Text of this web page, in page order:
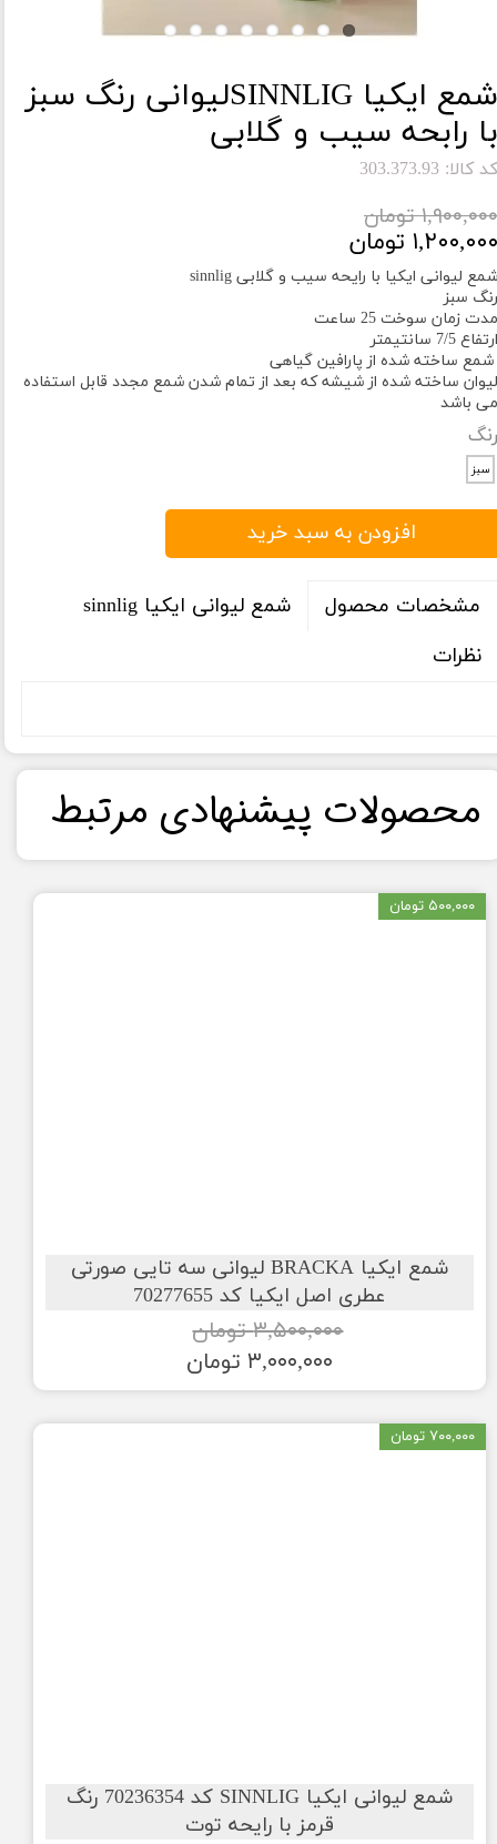
شمع ایکیا SINNLIGلیوانی رنگ سبز
با رابحه سیب و گلابی
کد کالا: 303.373.93
۱,۹۰۰,۰۰۰ تومان
۱,۲۰۰,۰۰۰ تومان
شمع لیوانی ایکیا با رایحه سیب و گلابی sinnlig
رنگ سبز
مدت زمان سوخت 25 ساعت
ارتفاع 7/5 سانتیمتر
شمع ساخته شده از پارافین گیاهی
لیوان ساخته شده از شیشه که بعد از تمام شدن شمع مجدد قابل استفاده
می باشد
رنگ
سبز
افزودن به سبد خرید
مشخصات محصول
شمع لیوانی ایکیا sinnlig
نظرات
شمع ایکیا BRACKA لیوانی سه تایی صورتی
عطری اصل ایکیا کد 70277655
۳,۵۰۰,۰۰۰ تومان
۳,۰۰۰,۰۰۰ تومان
۵۰۰,۰۰۰ تومان
شمع لیوانی ایکیا SINNLIG کد 70236354 رنگ
قرمز با رایحه توت
۷۰۰,۰۰۰ تومان
​محصولات پیشنهادی مرتبط​​​​​​​